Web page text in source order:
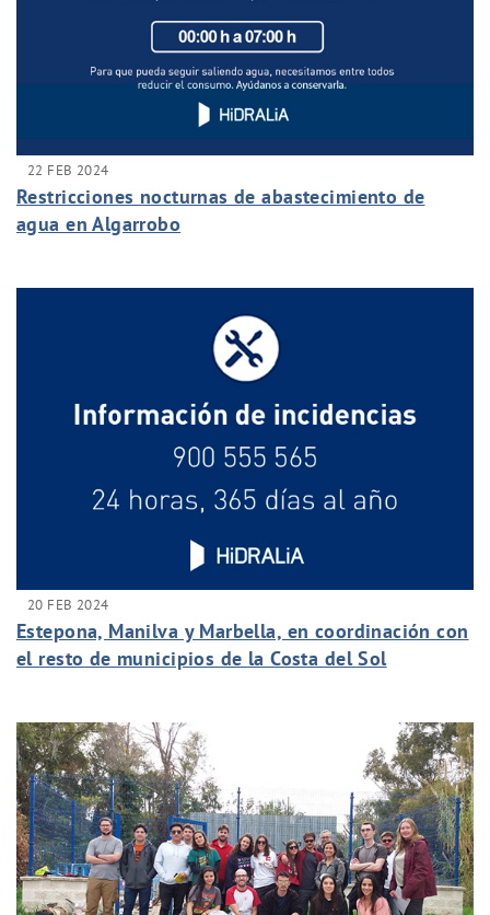
22 FEB 2024
Restricciones nocturnas de abastecimiento de
agua en Algarrobo
20 FEB 2024
Estepona, Manilva y Marbella, en coordinación con
el resto de municipios de la Costa del Sol